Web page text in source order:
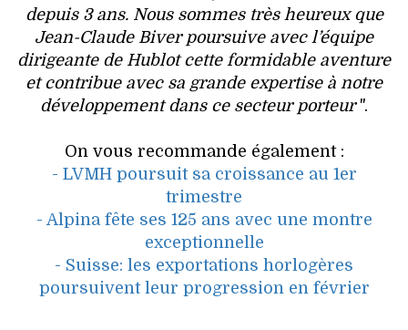
depuis 3 ans. Nous sommes très heureux que
Jean-Claude Biver poursuive avec l’équipe
dirigeante de Hublot cette formidable aventure
et contribue avec sa grande expertise à notre
développement dans ce secteur porteur ".
On vous recommande également :
- LVMH poursuit sa croissance au 1er
trimestre
- Alpina fête ses 125 ans avec une montre
exceptionnelle
- Suisse: les exportations horlogères
poursuivent leur progression en février